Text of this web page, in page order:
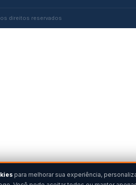
direitos reservados
para melhorar sua experiência,